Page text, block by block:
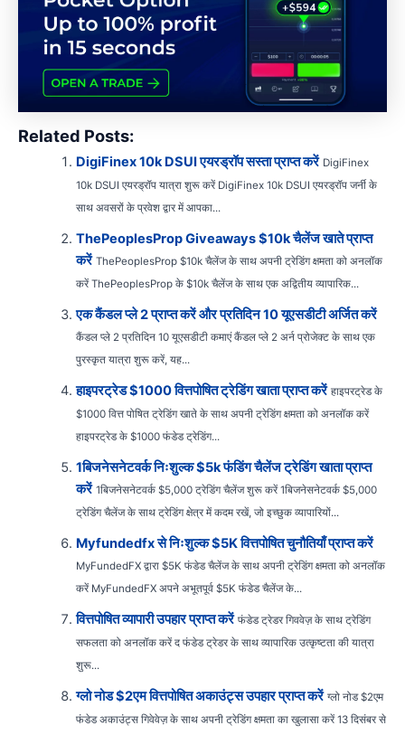
Related Posts:
DigiFinex 10k DSUI एयरड्रॉप सस्ता प्राप्त करें DigiFinex
10k DSUI एयरड्रॉप यात्रा शुरू करें DigiFinex 10k DSUI एयरड्रॉप जर्नी के
साथ अवसरों के प्रवेश द्वार में आपका...
ThePeoplesProp Giveaways $10k चैलेंज खाते प्राप्त
करें ThePeoplesProp $10k चैलेंज के साथ अपनी ट्रेडिंग क्षमता को अनलॉक
करें ThePeoplesProp के $10k चैलेंज के साथ एक अद्वितीय व्यापारिक...
एक कैंडल प्ले 2 प्राप्त करें और प्रतिदिन 10 यूएसडीटी अर्जित करें
कैंडल प्ले 2 प्रतिदिन 10 यूएसडीटी कमाएं कैंडल प्ले 2 अर्न प्रोजेक्ट के साथ एक
पुरस्कृत यात्रा शुरू करें, यह...
हाइपरट्रेड $1000 वित्तपोषित ट्रेडिंग खाता प्राप्त करें हाइपरट्रेड के
$1000 वित्त पोषित ट्रेडिंग खाते के साथ अपनी ट्रेडिंग क्षमता को अनलॉक करें
हाइपरट्रेड के $1000 फंडेड ट्रेडिंग...
1बिजनेसनेटवर्क निःशुल्क $5k फंडिंग चैलेंज ट्रेडिंग खाता प्राप्त
करें 1बिजनेसनेटवर्क $5,000 ट्रेडिंग चैलेंज शुरू करें 1बिजनेसनेटवर्क $5,000
ट्रेडिंग चैलेंज के साथ ट्रेडिंग क्षेत्र में कदम रखें, जो इच्छुक व्यापारियों...
Myfundedfx से निःशुल्क $5K वित्तपोषित चुनौतियाँ प्राप्त करें
MyFundedFX द्वारा $5K फंडेड चैलेंज के साथ अपनी ट्रेडिंग क्षमता को अनलॉक
करें MyFundedFX अपने अभूतपूर्व $5K फंडेड चैलेंज के...
वित्तपोषित व्यापारी उपहार प्राप्त करें फंडेड ट्रेडर गिववेज़ के साथ ट्रेडिंग
सफलता को अनलॉक करें द फंडेड ट्रेडर के साथ व्यापारिक उत्कृष्टता की यात्रा
शुरू...
ग्लो नोड $2एम वित्तपोषित अकाउंट्स उपहार प्राप्त करें ग्लो नोड $2एम
फंडेड अकाउंट्स गिवेवेज़ के साथ अपनी ट्रेडिंग क्षमता का खुलासा करें 13 दिसंबर से